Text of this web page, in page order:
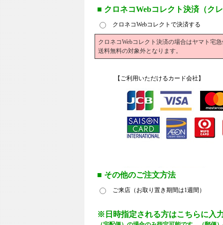
■ クロネコWebコレクト決済（ク
クロネコWebコレクトで決済する
クロネコWebコレクト決済の場合はヤマト宅
送料無料の対象外となります。
【ご利用いただけるカード会社】
■ その他のご注文方法
ご来店（お取り置き期間は1週間）
※日時指定される方はこちらに入